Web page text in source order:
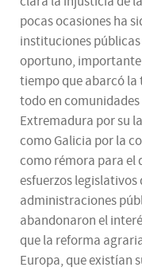
pocas ocasiones ha
instituciones
oportuno, importante
tiempo que abarcó
todo en
Extremadura por su
como Galicia por la
como rémora para el
esfuerzos
administraciones
abandonaron el
que la reforma
Europa, que existían